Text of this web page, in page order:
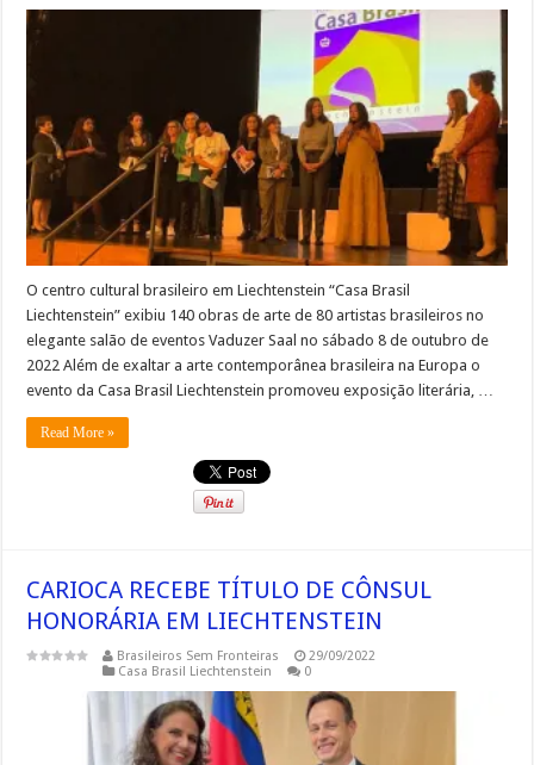
O centro cultural brasileiro em Liechtenstein “Casa Brasil
Liechtenstein” exibiu 140 obras de arte de 80 artistas brasileiros no
elegante salão de eventos Vaduzer Saal no sábado 8 de outubro de
2022 Além de exaltar a arte contemporânea brasileira na Europa o
evento da Casa Brasil Liechtenstein promoveu exposição literária, …
Read More »
CARIOCA RECEBE TÍTULO DE CÔNSUL
HONORÁRIA EM LIECHTENSTEIN
Brasileiros Sem Fronteiras
29/09/2022
Casa Brasil Liechtenstein
0